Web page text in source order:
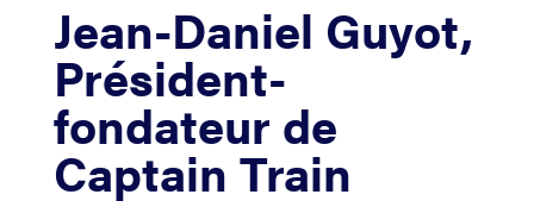
Jean-Daniel Guyot,
Président-
fondateur de
Captain Train